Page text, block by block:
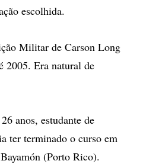
escolhida.
Militar de Carson Long
2005. Era natural de
anos, estudante de
ter terminado o curso em
(Porto Rico).